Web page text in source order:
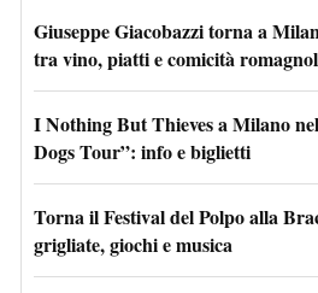
Giuseppe Giacobazzi torna a
tra vino, piatti e comicità
I Nothing But Thieves a Milano
Dogs Tour”: info e biglietti
Torna il Festival del Polpo alla
grigliate, giochi e musica